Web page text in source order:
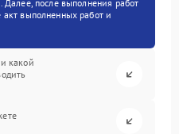
Далее, после выполнения работ
выполненных работ и
какой